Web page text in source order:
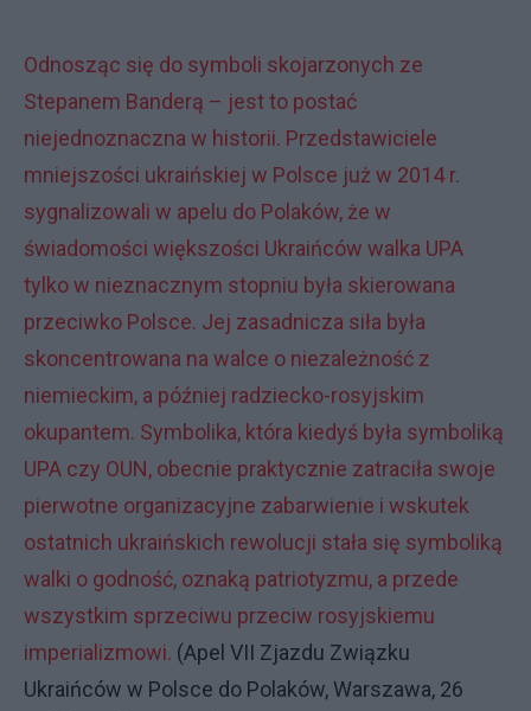
Odnosząc się do symboli skojarzonych ze
Stepanem Banderą – jest to postać
niejednoznaczna w historii. Przedstawiciele
mniejszości ukraińskiej w Polsce już w 2014 r.
sygnalizowali w apelu do Polaków, że w
świadomości większości Ukraińców walka UPA
tylko w nieznacznym stopniu była skierowana
przeciwko Polsce. Jej zasadnicza siła była
skoncentrowana na walce o niezależność z
niemieckim, a później radziecko-rosyjskim
okupantem. Symbolika, która kiedyś była symboliką
UPA czy OUN, obecnie praktycznie zatraciła swoje
pierwotne organizacyjne zabarwienie i wskutek
ostatnich ukraińskich rewolucji stała się symboliką
walki o godność, oznaką patriotyzmu, a przede
wszystkim sprzeciwu przeciw rosyjskiemu
imperializmowi. (Apel VII Zjazdu Związku
Ukraińców w Polsce do Polaków, Warszawa, 26